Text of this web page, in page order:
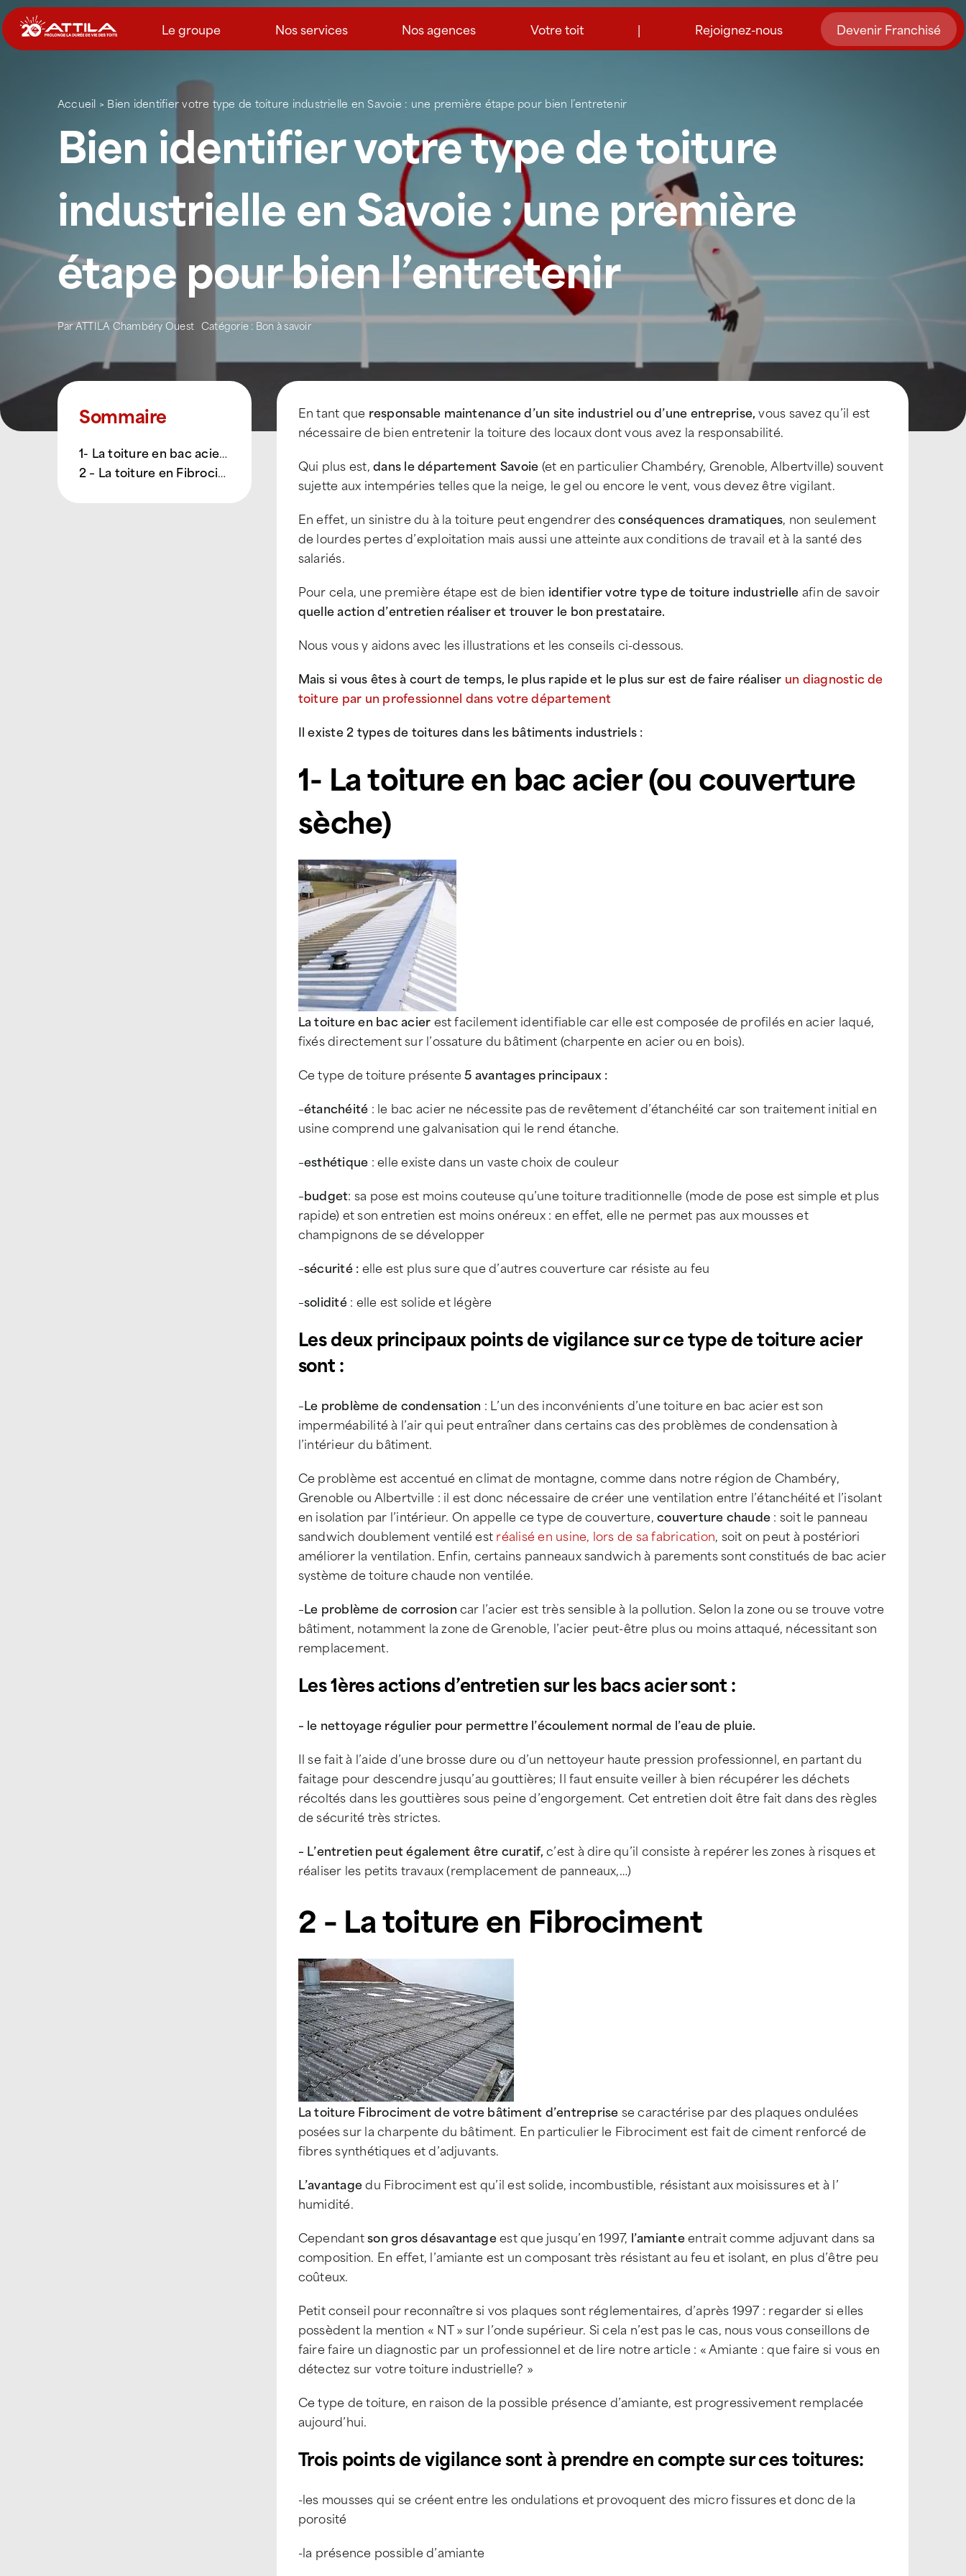
Passer
au
contenu
Le groupe Nos services Nos agences Votre toit | Rejoignez-nous Devenir Franchisé
Accueil > Bien identifier votre type de toiture industrielle en Savoie : une première étape pour bien l’entretenir
Bien identifier votre type de toiture
industrielle en Savoie : une première
étape pour bien l’entretenir
ParATTILA Chambéry Ouest Catégorie :Bon à savoir
Sommaire
1- La toiture en bac acier (ou couverture sèche)
2 – La toiture en Fibrociment
En tant que responsable maintenance d’un site industriel ou d’une entreprise,vous savez qu’il est
nécessaire de bien entretenir la toiture des locaux dont vous avez la responsabilité.
Qui plus est,dans le département Savoie(et en particulier Chambéry, Grenoble, Albertville) souvent
sujette aux intempéries telles que la neige, le gel ou encore le vent, vous devez être vigilant.
En effet, un sinistre du à la toiture peut engendrer desconséquences dramatiques, non seulement
de lourdes pertes d’exploitation mais aussi une atteinte aux conditions de travail et à la santé des
salariés.
Pour cela, une première étape est de bien identifier votre type de toiture industrielleafin de savoir
quelle action d’entretien réaliser et trouver le bon prestataire.
Nous vous y aidons avec les illustrations et les conseils ci-dessous.
Mais si vous êtes à court de temps, le plus rapide et le plus sur est de faire réaliser un diagnostic de
toiture par un professionnel dans votre département
Il existe2 types de toituresdans les bâtiments industriels :
1- La toiture en bac acier (ou couverture
sèche)
La toiture en bac acierest facilement identifiable car elle est composée de profilés en acier laqué,
fixés directement sur l’ossature du bâtiment (charpente en acier ou en bois).
Ce type de toiture présente5 avantages principaux :
–étanchéité : le bac acier ne nécessite pas de revêtement d’étanchéité car son traitement initial en
usine comprend une galvanisation qui le rend étanche.
–esthétique : elle existe dans un vaste choix de couleur
–budget: sa pose est moins couteuse qu’une toiture traditionnelle (mode de pose est simple et plus
rapide) et son entretien est moins onéreux : en effet, elle ne permet pas aux mousses et
champignons de se développer
–sécurité :elle est plus sure que d’autres couverture car résiste au feu
–solidité: elle est solide et légère
Les deux principaux points de vigilance sur ce type de toiture acier
sont :
–Le problème de condensation : L’un des inconvénients d’une toiture en bac acier est son
imperméabilité à l’air qui peut entraîner dans certains cas des problèmes de condensation à
l’intérieur du bâtiment.
Ce problème est accentué en climat de montagne, comme dans notre région de Chambéry,
Grenoble ou Albertville : il est donc nécessaire de créer une ventilation entre l’étanchéité et l’isolant
en isolation par l’intérieur. On appelle ce type de couverture,couverture chaude: soit le panneau
sandwich doublement ventilé estréalisé en usine, lors de sa fabrication, soit on peut à postériori
améliorer la ventilation. Enfin, certains panneaux sandwich à parements sont constitués de bac acier
système de toiture chaude non ventilée.
–Le problème de corrosioncar l’acier est très sensible à la pollution. Selon la zone ou se trouve votre
bâtiment, notamment la zone de Grenoble, l’acier peut-être plus ou moins attaqué, nécessitant son
remplacement.
Les 1ères actions d’entretien sur les bacs acier sont :
– le nettoyage régulier pour permettre l’écoulement normal de l’eau de pluie.
Il se fait à l’aide d’une brosse dure ou d’un nettoyeur haute pression professionnel, en partant du
faitage pour descendre jusqu’au gouttières; Il faut ensuite veiller à bien récupérer les déchets
récoltés dans les gouttières sous peine d’engorgement. Cet entretien doit être fait dans des règles
de sécurité très strictes.
– L’entretien peut également être curatif,c’est à dire qu’il consiste à repérer les zones à risques et
réaliser les petits travaux (remplacement de panneaux,…)
2 – La toiture en Fibrociment
La toiture Fibrociment de votre bâtiment d’entreprisese caractérise par des plaques ondulées
posées sur la charpente du bâtiment. En particulier le Fibrociment est fait de ciment renforcé de
fibres synthétiques et d’adjuvants.
L’avantagedu Fibrociment est qu’il est solide, incombustible, résistant aux moisissures et à l’
humidité.
Cependantson gros désavantageest que jusqu’en 1997, l’amianteentrait comme adjuvant dans sa
composition. En effet, l’amiante est un composant très résistant au feu et isolant, en plus d’être peu
coûteux.
Petit conseil pour reconnaître si vos plaques sont réglementaires, d’après 1997 : regarder si elles
possèdent la mention « NT » sur l’onde supérieur. Si cela n’est pas le cas, nous vous conseillons de
faire faire un diagnostic par un professionnel et de lire notre article : « Amiante : que faire si vous en
détectez sur votre toiture industrielle? »
Ce type de toiture, en raison de la possible présence d’amiante, est progressivement remplacée
aujourd’hui.
Trois points de vigilance sont à prendre en compte sur ces toitures:
-les mousses qui se créent entre les ondulations et provoquent des micro fissures et donc de la
porosité
-la présence possible d’amiante